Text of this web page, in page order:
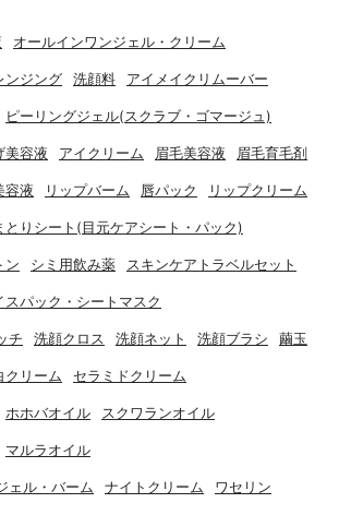
オールインワンジェル・クリーム
ンジング 洗顔料 アイメイクリムーバー
ピーリングジェル(スクラブ・ゴマージュ)
美容液 アイクリーム 眉毛美容液 眉毛育毛剤
容液 リップバーム 唇パック リップクリーム
とりシート(目元ケアシート・パック)
ン シミ用飲み薬 スキンケアトラベルセット
スパック・シートマスク
チ 洗顔クロス 洗顔ネット 洗顔ブラシ 繭玉
クリーム セラミドクリーム
ホホバオイル スクワランオイル
マルラオイル
ェル・バーム ナイトクリーム ワセリン